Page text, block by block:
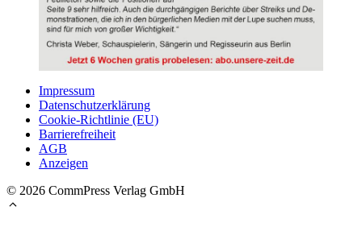
Impressum
Datenschutzerklärung
Cookie-Richtlinie (EU)
Barrierefreiheit
AGB
Anzeigen
© 2026 CommPress Verlag GmbH